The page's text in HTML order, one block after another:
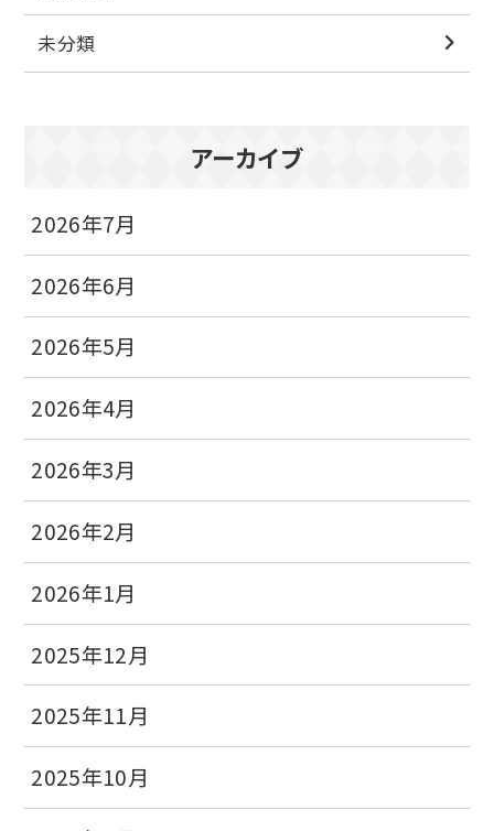
未分類
アーカイブ
2026年7月
2026年6月
2026年5月
2026年4月
2026年3月
2026年2月
2026年1月
2025年12月
2025年11月
2025年10月